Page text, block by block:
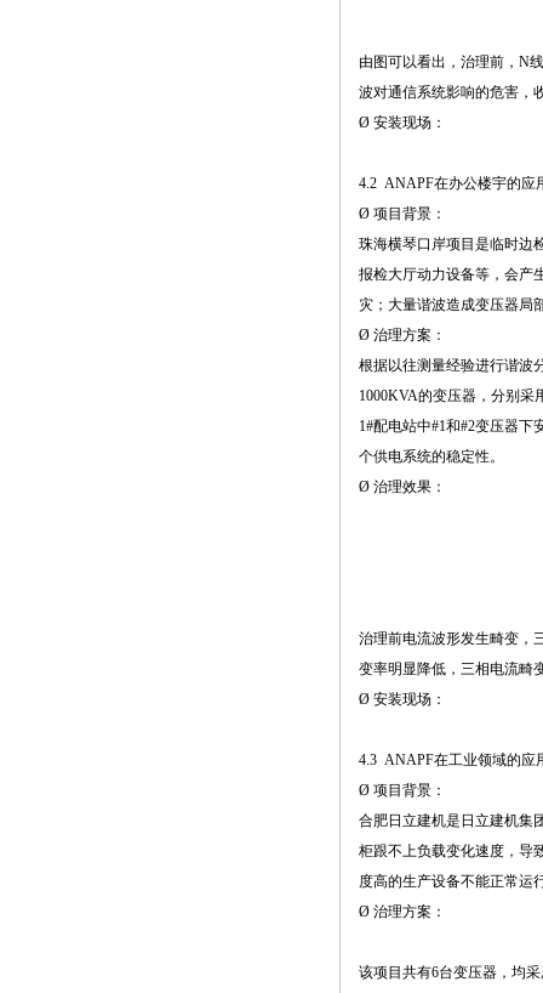
由图可以看出，治理前，N
波对通信系统影响的危害，
Ø 安装现场：
4.2 ANAPF在办公楼宇的应
Ø 项目背景：
珠海横琴口岸项目是临时边
报检大厅动力设备等，会产
灾；大量谐波造成变压器局
Ø 治理方案：
根据以往测量经验进行谐波
1000KVA的变压器，分别
1#配电站中#1和#2变压器
个供电系统的稳定性。
Ø 治理效果：
治理前电流波形发生畸变，
变率明显降低，三相电流畸
Ø 安装现场：
4.3 ANAPF在工业领域的应
Ø 项目背景：
合肥日立建机是日立建机集
柜跟不上负载变化速度，导
度高的生产设备不能正常运
Ø 治理方案：
该项目共有6台变压器，均